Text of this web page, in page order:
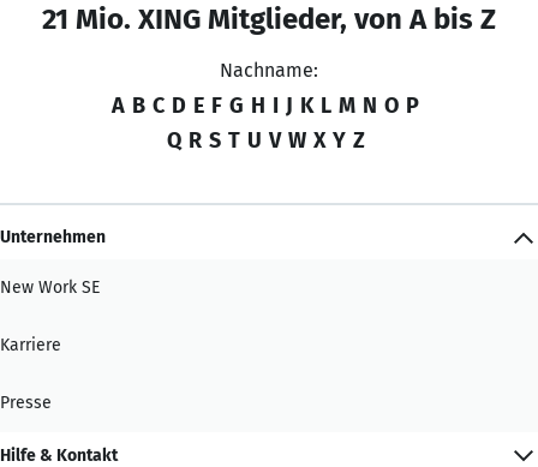
21 Mio. XING Mitglieder, von A bis Z
Nachname:
A B C D E F G H I J K L M N O P
Q R S T U V W X Y Z
Unternehmen
New Work SE
Karriere
Presse
Hilfe & Kontakt